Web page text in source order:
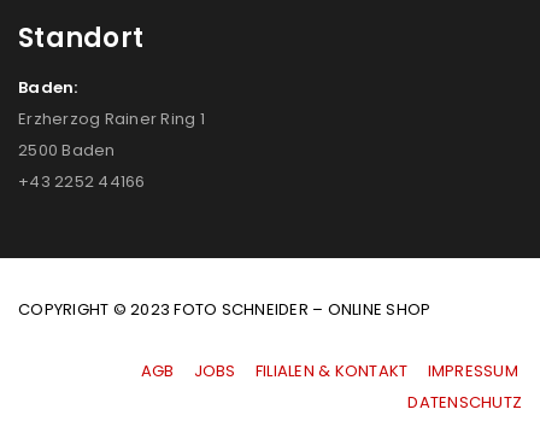
Standort
Baden:
Erzherzog Rainer Ring 1
2500 Baden
+43 2252 44166
COPYRIGHT © 2023 FOTO SCHNEIDER – ONLINE SHOP
AGB JOBS FILIALEN & KONTAKT
IMPRESSUM
|DATENSCHUTZ